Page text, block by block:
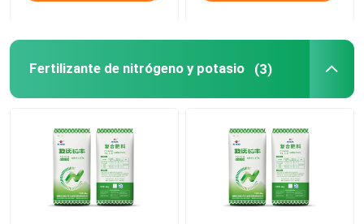
Fertilizante de nitrógeno y potasio (3)